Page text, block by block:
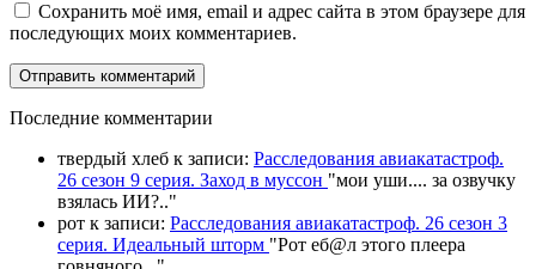
Сохранить моё имя, email и адрес сайта в этом браузере для
последующих моих комментариев.
Последние комментарии
твердый хлеб к записи: Расследования авиакатастроф.
26 сезон 9 серия. Заход в муссон "мои уши.... за озвучку
взялась ИИ?.."
рот к записи: Расследования авиакатастроф. 26 сезон 3
серия. Идеальный шторм "Рот еб@л этого плеера